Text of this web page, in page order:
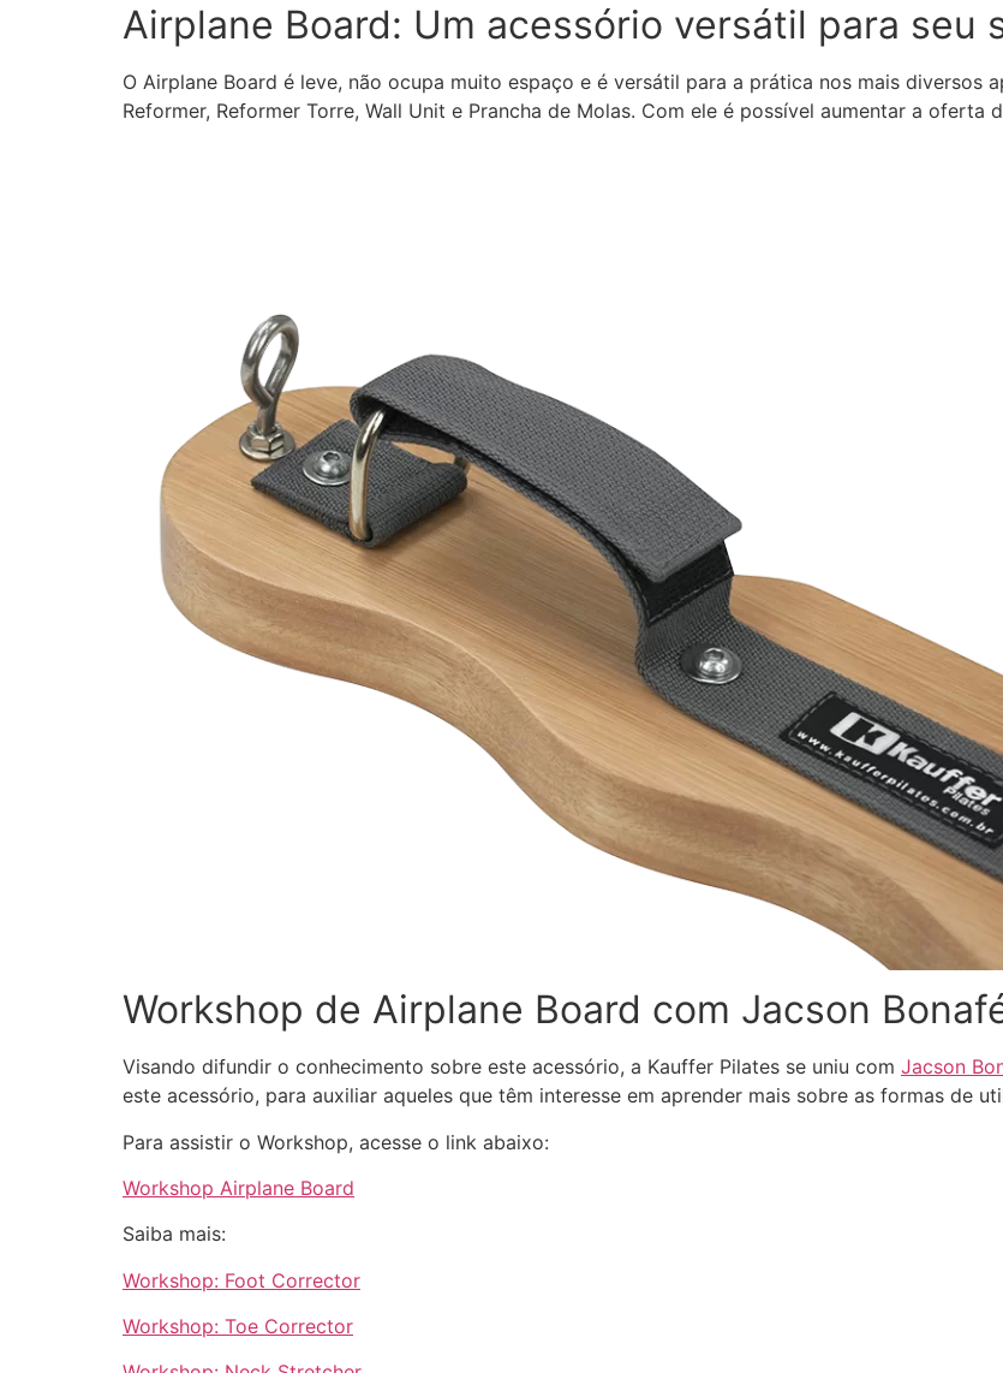
Airplane Board: Um acessório versátil para seu
O Airplane Board é leve, não ocupa muito espaço e é versátil para a prática nos mais diversos
Reformer, Reformer Torre, Wall Unit e Prancha de Molas. Com ele é possível aumentar a oferta
Workshop de Airplane Board com Jacson
Visando difundir o conhecimento sobre este acessório, a Kauffer Pilates se uniu com Jacson
este acessório, para auxiliar aqueles que têm interesse em aprender mais sobre as formas de
Para assistir o Workshop, acesse o link abaixo:
Workshop Airplane Board
Saiba mais:
Workshop: Foot Corrector
Workshop: Toe Corrector